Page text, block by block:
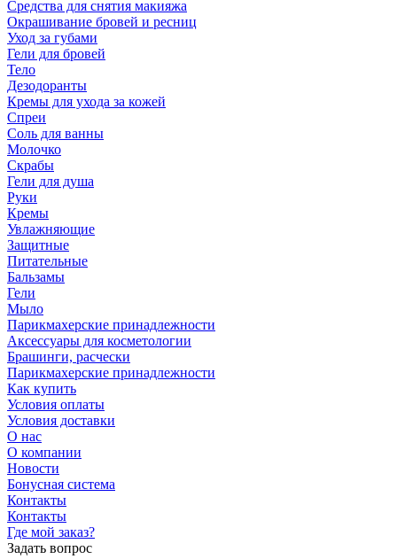
Средства для снятия макияжа
Окрашивание бровей и ресниц
Уход за губами
Гели для бровей
Тело
Дезодоранты
Кремы для ухода за кожей
Спреи
Соль для ванны
Молочко
Скрабы
Гели для душа
Руки
Кремы
Увлажняющие
Защитные
Питательные
Бальзамы
Гели
Мыло
Парикмахерские принадлежности
Аксессуары для косметологии
Брашинги, расчески
Парикмахерские принадлежности
Как купить
Условия оплаты
Условия доставки
О нас
О компании
Новости
Бонусная система
Контакты
Контакты
Где мой заказ?
Задать вопрос